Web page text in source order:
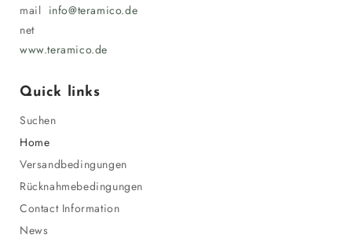
mail info@teramico.de
net
www.teramico.de
Quick links
Suchen
Home
Versandbedingungen
Rücknahmebedingungen
Contact Information
News